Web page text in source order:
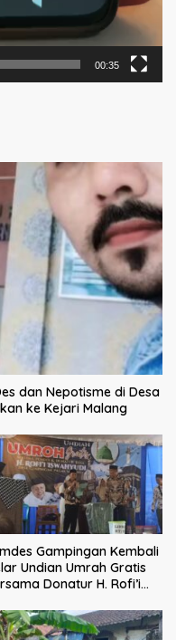
00:35
dan Nepotisme di Desa
ke Kejari Malang
Gampingan Kembali
Undian Umrah Gratis
Donatur H. Rofi’i
Pejuang Sosial